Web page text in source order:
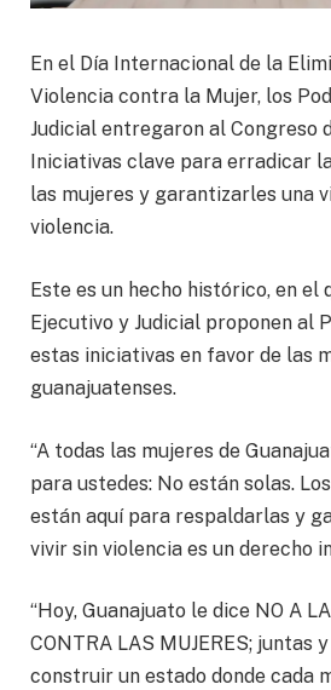
En el Día Internacional de la
Violencia contra la Mujer, los
Judicial entregaron al Congreso
Iniciativas clave para erradicar
las mujeres y garantizarles una
violencia.
Este es un hecho histórico, en el
Ejecutivo y Judicial proponen al
estas iniciativas en favor de las
guanajuatenses.
“A todas las mujeres de
para ustedes: No están solas.
están aquí para respaldarlas y
vivir sin violencia es un derecho
“Hoy, Guanajuato le dice NO A
CONTRA LAS MUJERES; juntas
construir un estado donde cada